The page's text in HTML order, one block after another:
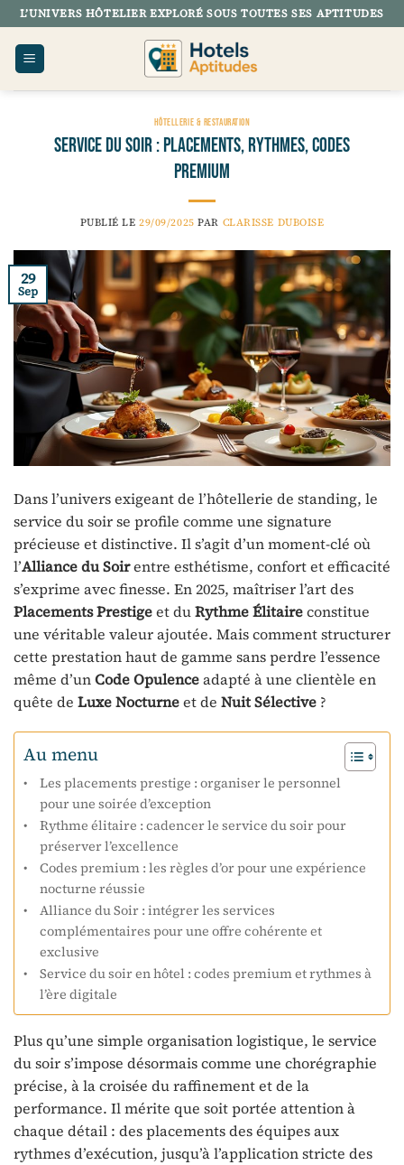
Passer
au
contenu
L’UNIVERS HÔTELIER EXPLORÉ SOUS TOUTES SES APTITUDES
HÔTELLERIE & RESTAURATION
Service du soir : placements, rythmes, codes
premium
PUBLIÉ LE29/09/2025 PAR CLARISSE DUBOISE
29
Sep
Dans l’univers exigeant de l’hôtellerie de standing, le
service du soir se profile comme une signature
précieuse et distinctive. Il s’agit d’un moment-clé où
l’Alliance du Soirentre esthétisme, confort et efficacité
s’exprime avec finesse. En 2025, maîtriser l’art des
Placements Prestigeet duRythme Élitaireconstitue
une véritable valeur ajoutée. Mais comment structurer
cette prestation haut de gamme sans perdre l’essence
même d’unCode Opulenceadapté à une clientèle en
quête de Luxe Nocturneet de Nuit Sélective ?
Au menu
Les placements prestige : organiser le personnel
pour une soirée d’exception
Rythme élitaire : cadencer le service du soir pour
préserver l’excellence
Codes premium : les règles d’or pour une expérience
nocturne réussie
Alliance du Soir : intégrer les services
complémentaires pour une offre cohérente et
exclusive
Service du soir en hôtel : codes premium et rythmes à
l’ère digitale
Plus qu’une simple organisation logistique, le service
du soir s’impose désormais comme une chorégraphie
précise, à la croisée du raffinement et de la
performance. Il mérite que soit portée attention à
chaque détail : des placements des équipes aux
rythmes d’exécution, jusqu’à l’application stricte des